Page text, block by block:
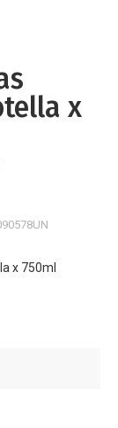
x
x 750ml